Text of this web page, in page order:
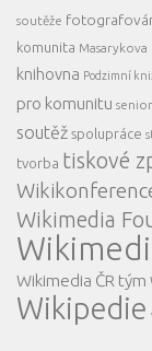
soutěže
komunita
knihovna Podzimní
pro komunitu
soutěž spolupráce
tvorba tiskové
Wikimedia
Wikimedia ČR tým
Wikipedie